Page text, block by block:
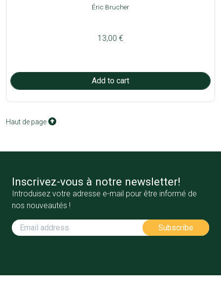
Éric Brucher
13,00 €
Haut de page
Inscrivez-vous à notre newsletter!
Introduisez votre adresse e-mail pour être informé de
nos nouveautés !